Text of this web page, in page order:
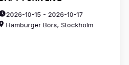
2026-10-15 - 2026-10-17
Hamburger Börs, Stockholm